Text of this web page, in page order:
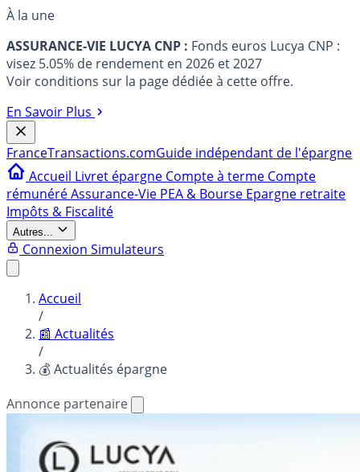
À la une
ASSURANCE-VIE LUCYA CNP : Fonds euros Lucya CNP :
visez 5.05% de rendement en 2026 et 2027
Voir conditions sur la page dédiée à cette offre.
En Savoir Plus
FranceTransactions.comGuide indépendant de l'épargne
Accueil Livret épargne Compte à terme Compte
rémunéréAssurance-Vie PEA & Bourse Epargne retraite
Impôts & Fiscalité
Autres...
Connexion Simulateurs
Accueil
/
📰 Actualités
/
💰 Actualités épargne
Annonce partenaire